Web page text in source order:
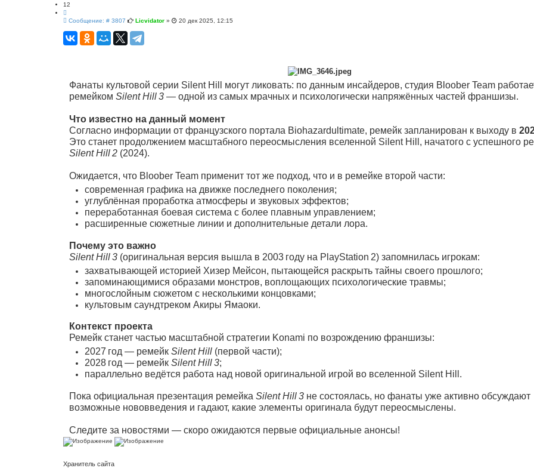
о
и
с
к
12
и
а
т
Сообщение: # 3807 С
о
Licvidator » 20 дек 2025, 12:15
Фанаты культовой серии Silent Hill могут ликовать: по данным инсайдеров, студия Bloober Team
ремейком Silent Hill 3 — одной из самых мрачных и психологически напряжённых частей франшизы.
Что известно на данный момент
Согласно информации от французского портала Biohazardultimate, ремейк запланирован к выходу в
Это станет продолжением масштабного переосмысления вселенной Silent Hill, начатого с успешного
Silent Hill 2 (2024).
Ожидается, что Bloober Team применит тот же подход, что и в ремейке второй части:
современная графика на движке последнего поколения;
углублённая проработка атмосферы и звуковых эффектов;
переработанная боевая система с более плавным управлением;
расширенные сюжетные линии и дополнительные детали лора.
Почему это важно
Silent Hill 3 (оригинальная версия вышла в 2003 году на PlayStation 2) запомнилась игрокам:
захватывающей историей Хизер Мейсон, пытающейся раскрыть тайны своего прошлого;
запоминающимися образами монстров, воплощающих психологические травмы;
многослойным сюжетом с несколькими концовками;
культовым саундтреком Акиры Ямаоки.
Контекст проекта
Ремейк станет частью масштабной стратегии Konami по возрождению франшизы:
2027 год — ремейк Silent Hill (первой части);
2028 год — ремейк Silent Hill 3;
параллельно ведётся работа над новой оригинальной игрой во вселенной Silent Hill.
Пока официальная презентация ремейка Silent Hill 3 не состоялась, но фанаты уже активно обсуждают
возможные нововведения и гадают, какие элементы оригинала будут переосмыслены.
Следите за новостями — скоро ожидаются первые официальные анонсы!
Хранитель сайта